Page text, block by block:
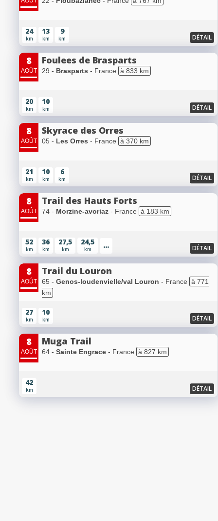
24
km
13
km
9
km DÉTAIL
8
AOÛT
Foulees de Brasparts
29 - Brasparts - France à 833 km
20
km
10
km DÉTAIL
8
AOÛT
Skyrace des Orres
05 - Les Orres - France à 370 km
21
km
10
km
6
km DÉTAIL
8
AOÛT
Trail des Hauts Forts
74 - Morzine-avoriaz - France à 183 km
52
km
36
km
27,5
km
24,5
km ... DÉTAIL
8
AOÛT
Trail du Louron
65 - Genos-loudenvielle/val Louron - France à 771
km
27
km
10
km DÉTAIL
8
AOÛT
Muga Trail
64 - Sainte Engrace - France à 827 km
42
km DÉTAIL